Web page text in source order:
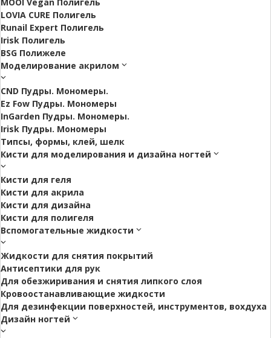
LOVIA CURE Полигель
Runail Expert Полигель
Irisk Полигель
BSG Полижеле
Моделирование акрилом
CND Пудры. Мономеры.
Ez Fow Пудры. Мономеры
InGarden Пудры. Мономеры.
Irisk Пудры. Мономеры
Типсы, формы, клей, шелк
Кисти для моделирования и дизайна ногтей
Кисти для геля
Кисти для акрила
Кисти для дизайна
Кисти для полигеля
Вспомогательные жидкости
Жидкости для снятия покрытий
Антисептики для рук
Для обезжиривания и снятия липкого слоя
Кровоостанавливающие жидкости
Для дезинфекции поверхностей, инструментов, вохдуха
Дизайн ногтей